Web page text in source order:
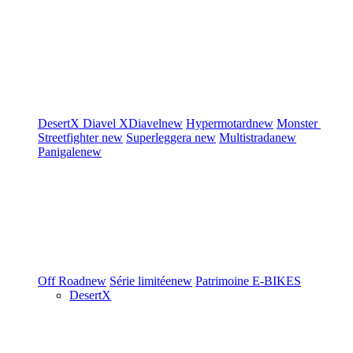
DesertX Diavel XDiavelnew Hypermotardnew Monster
Streetfighternew Superleggera new Multistradanew
Panigalenew
Off Roadnew Série limitéenew Patrimoine E-BIKES
DesertX